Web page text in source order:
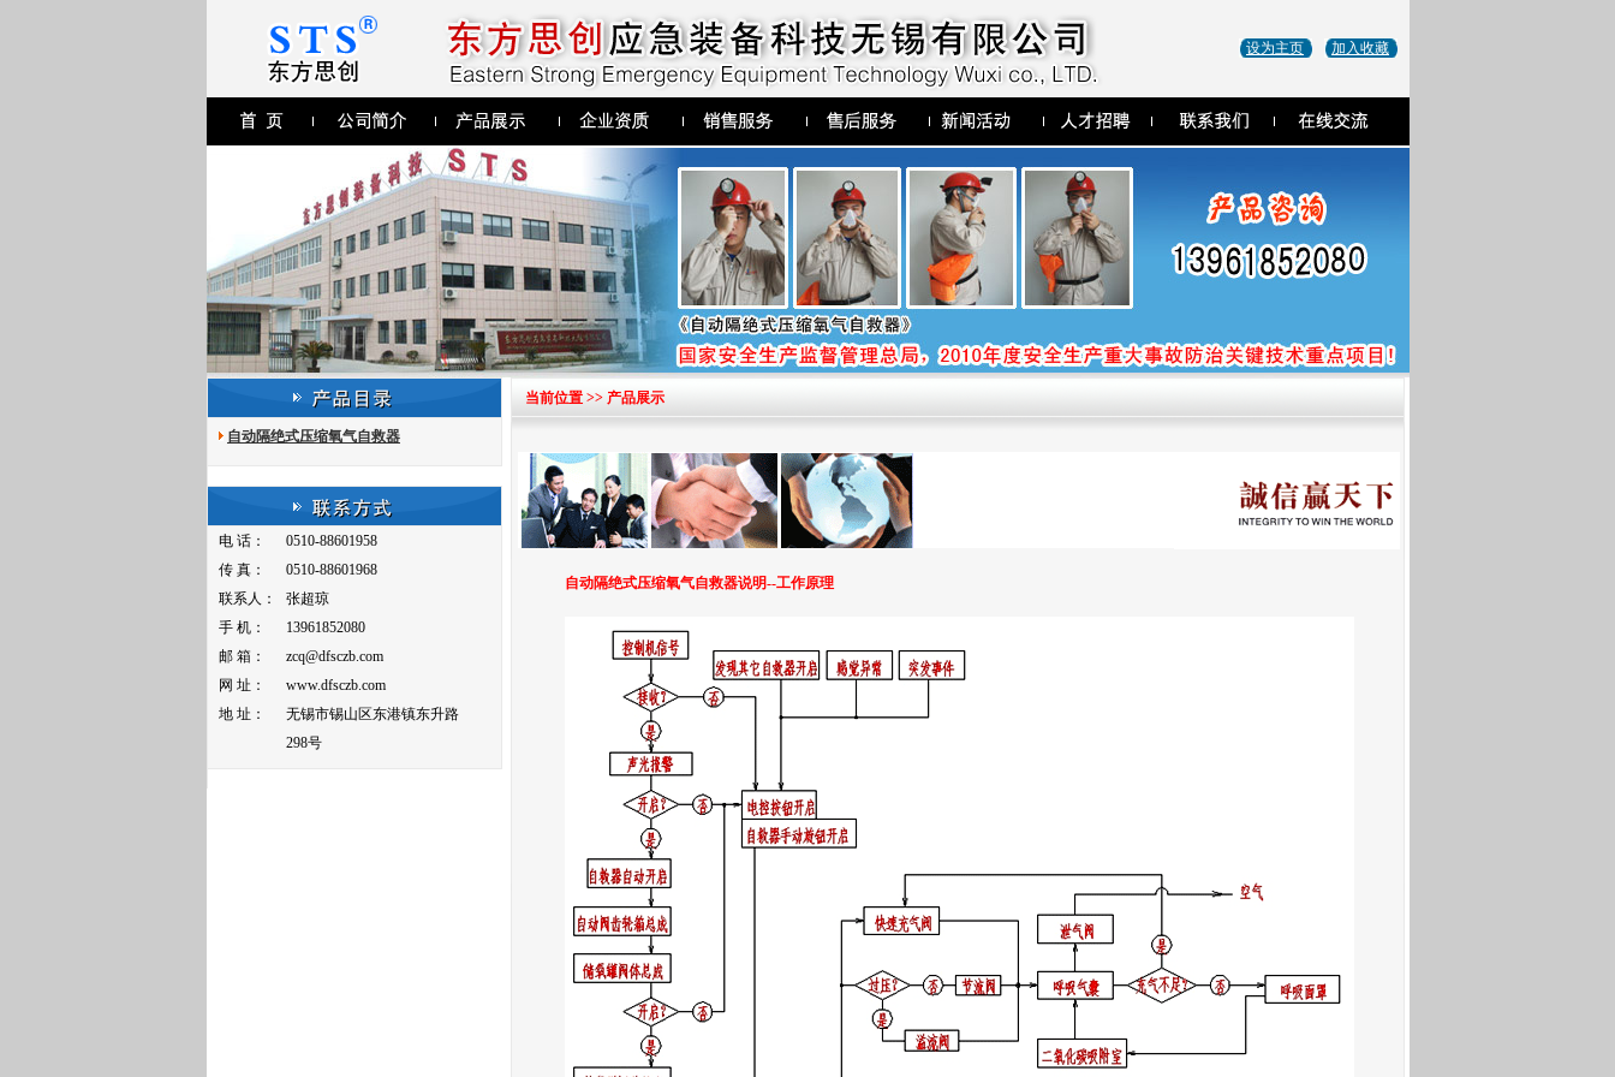
设为主页 加入收藏
自动隔绝式压缩氧气自救器
电 话：
0510-88601958
传 真：
0510-88601968
联系人：
张超琼
手 机：
13961852080
邮 箱：
zcq@dfsczb.com
网 址：
www.dfsczb.com
地 址：
无锡市锡山区东港镇东升路
298号
当前位置 >> 产品展示
自动隔绝式压缩氧气自救器说明--工作原理